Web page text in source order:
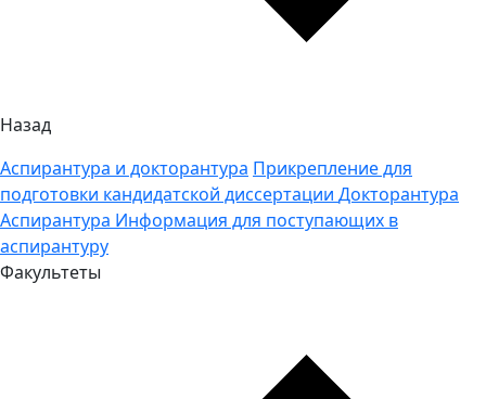
Назад
Аспирантура и докторантура Прикрепление для
подготовки кандидатской диссертации Докторантура
Аспирантура Информация для поступающих в
аспирантуру
Факультеты